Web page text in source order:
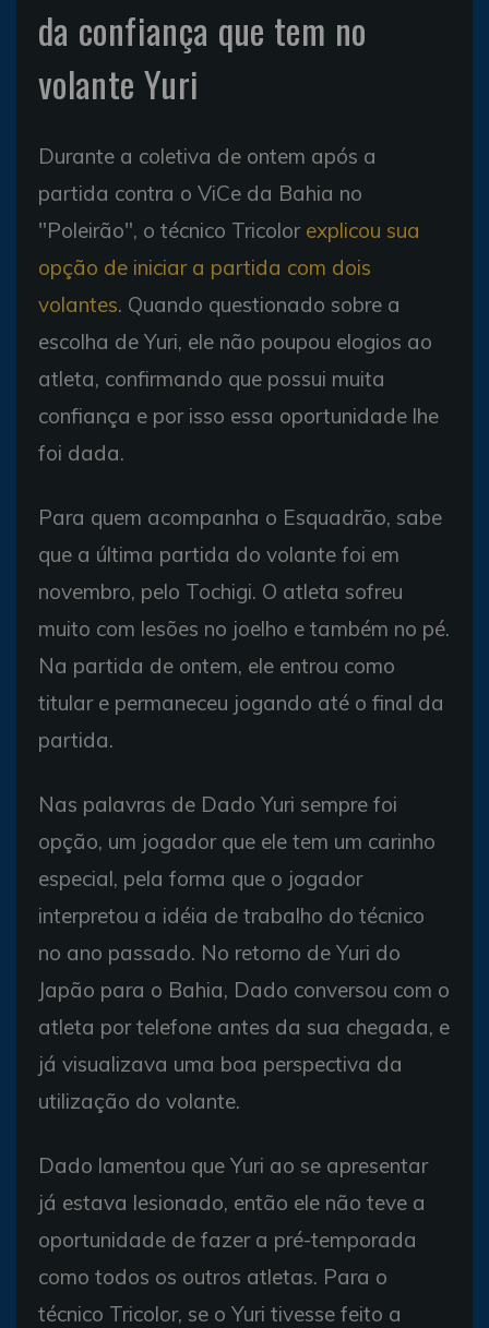
da confiança que tem no
volante Yuri
Durante a coletiva de ontem após a
partida contra o ViCe da Bahia no
"Poleirão", o técnico Tricolor explicou sua
opção de iniciar a partida com dois
volantes. Quando questionado sobre a
escolha de Yuri, ele não poupou elogios ao
atleta, confirmando que possui muita
confiança e por isso essa oportunidade lhe
foi dada.
Para quem acompanha o Esquadrão, sabe
que a última partida do volante foi em
novembro, pelo Tochigi. O atleta sofreu
muito com lesões no joelho e também no pé.
Na partida de ontem, ele entrou como
titular e permaneceu jogando até o final da
partida.
Nas palavras de Dado Yuri sempre foi
opção, um jogador que ele tem um carinho
especial, pela forma que o jogador
interpretou a idéia de trabalho do técnico
no ano passado. No retorno de Yuri do
Japão para o Bahia, Dado conversou com o
atleta por telefone antes da sua chegada, e
já visualizava uma boa perspectiva da
utilização do volante.
Dado lamentou que Yuri ao se apresentar
já estava lesionado, então ele não teve a
oportunidade de fazer a pré-temporada
como todos os outros atletas. Para o
técnico Tricolor, se o Yuri tivesse feito a